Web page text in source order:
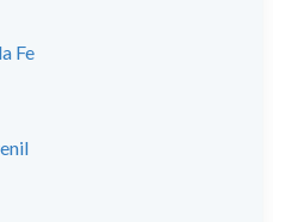
Fe